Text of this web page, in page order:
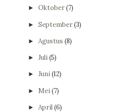
► Oktober(7)
► September(3)
► Agustus (8)
► Juli(5)
► Juni(12)
► Mei(7)
► April(6)